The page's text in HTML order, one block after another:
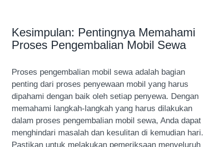
Kesimpulan: Pentingnya Memahami
Proses Pengembalian Mobil Sewa
Proses pengembalian mobil sewa adalah bagian
penting dari proses penyewaan mobil yang harus
dipahami dengan baik oleh setiap penyewa. Dengan
memahami langkah-langkah yang harus dilakukan
dalam proses pengembalian mobil sewa, Anda dapat
menghindari masalah dan kesulitan di kemudian hari.
Pastikan untuk melakukan pemeriksaan menyeluruh